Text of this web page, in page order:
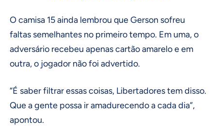
O camisa 15 ainda lembrou que Gerson sofreu
faltas semelhantes no primeiro tempo. Em uma, o
adversário recebeu apenas cartão amarelo e em
outra, o jogador não foi advertido.
“É saber filtrar essas coisas, Libertadores tem disso.
Que a gente possa ir amadurecendo a cada dia”,
apontou.